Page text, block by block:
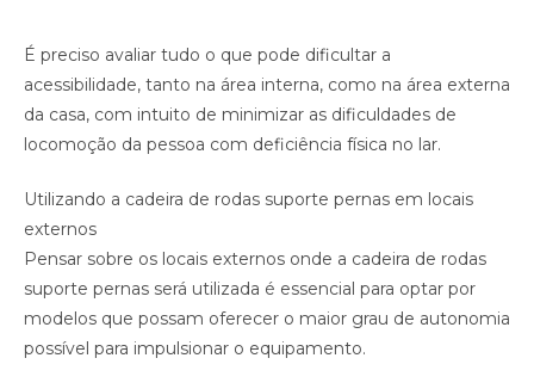
É preciso avaliar tudo o que pode dificultar a
acessibilidade, tanto na área interna, como na área externa
da casa, com intuito de minimizar as dificuldades de
locomoção da pessoa com deficiência física no lar.
Utilizando a cadeira de rodas suporte pernas em locais
externos
Pensar sobre os locais externos onde a cadeira de rodas
suporte pernas será utilizada é essencial para optar por
modelos que possam oferecer o maior grau de autonomia
possível para impulsionar o equipamento.